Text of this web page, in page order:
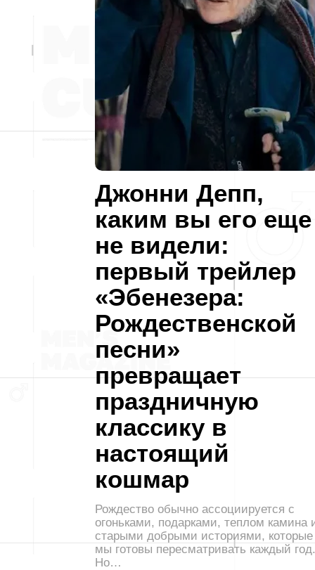
Джонни Депп,
каким вы его еще
не видели:
первый трейлер
«Эбенезера:
Рождественской
песни»
превращает
праздничную
классику в
настоящий
кошмар
Рождество обычно ассоциируется с
огоньками, подарками, теплом камина
старыми добрыми историями, которые
мы готовы пересматривать каждый год.
Но…